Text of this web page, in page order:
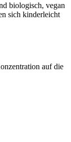
biologisch, vegan
sich kinderleicht
auf die